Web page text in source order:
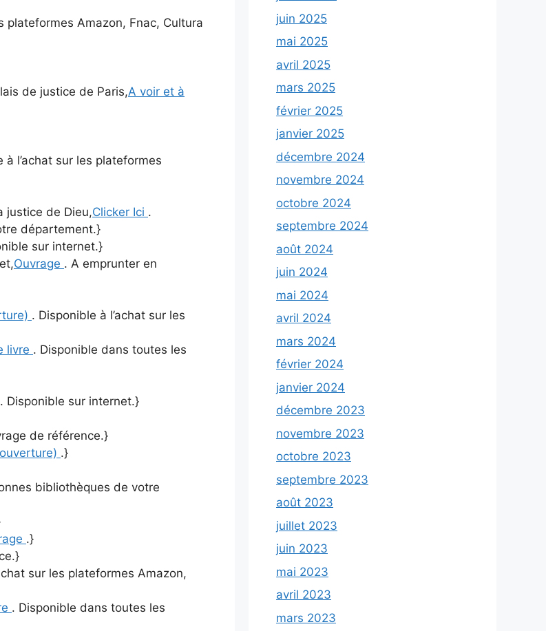
plateformes Amazon, Fnac, Cultura
de justice de Paris,A voir et à
à l’achat sur les plateformes
justice de Dieu,Clicker Ici .
département.}
sur internet.}
Ouvrage . A emprunter en
. Disponible à l’achat sur les
livre . Disponible dans toutes les
. Disponible sur internet.}
de référence.}
.}
bibliothèques de votre
.}
sur les plateformes Amazon,
. Disponible dans toutes les
juin 2025
mai 2025
avril 2025
mars 2025
février 2025
janvier 2025
décembre 2024
novembre 2024
octobre 2024
septembre 2024
août 2024
juin 2024
mai 2024
avril 2024
mars 2024
février 2024
janvier 2024
décembre 2023
novembre 2023
octobre 2023
septembre 2023
août 2023
juillet 2023
juin 2023
mai 2023
avril 2023
mars 2023